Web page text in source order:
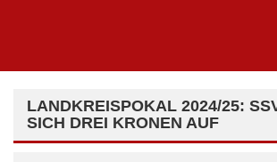
LANDKREISPOKAL 2024/25:
SICH DREI KRONEN AUF